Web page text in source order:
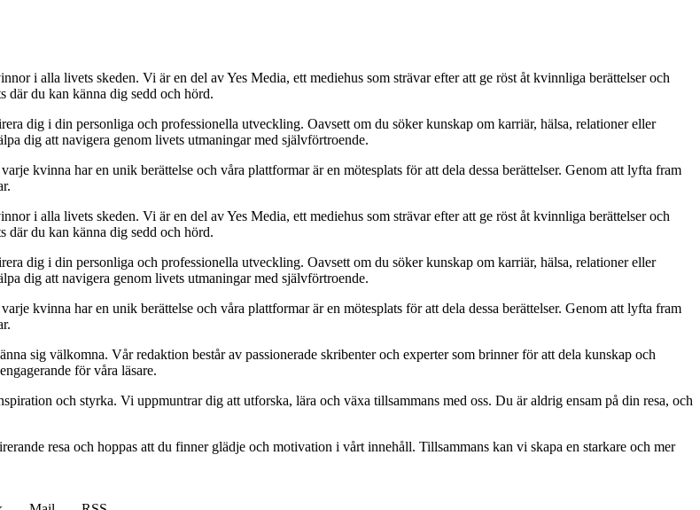
i alla livets skeden. Vi är en del av Yes Media, ett mediehus som strävar efter att ge röst åt kvinnliga berättelser och
där du kan känna dig sedd och hörd.
dig i din personliga och professionella utveckling. Oavsett om du söker kunskap om karriär, hälsa, relationer eller
dig att navigera genom livets utmaningar med självförtroende.
kvinna har en unik berättelse och våra plattformar är en mötesplats för att dela dessa berättelser. Genom att lyfta fram
i alla livets skeden. Vi är en del av Yes Media, ett mediehus som strävar efter att ge röst åt kvinnliga berättelser och
där du kan känna dig sedd och hörd.
dig i din personliga och professionella utveckling. Oavsett om du söker kunskap om karriär, hälsa, relationer eller
dig att navigera genom livets utmaningar med självförtroende.
kvinna har en unik berättelse och våra plattformar är en mötesplats för att dela dessa berättelser. Genom att lyfta fram
sig välkomna. Vår redaktion består av passionerade skribenter och experter som brinner för att dela kunskap och
för våra läsare.
och styrka. Vi uppmuntrar dig att utforska, lära och växa tillsammans med oss. Du är aldrig ensam på din resa, och
resa och hoppas att du finner glädje och motivation i vårt innehåll. Tillsammans kan vi skapa en starkare och mer